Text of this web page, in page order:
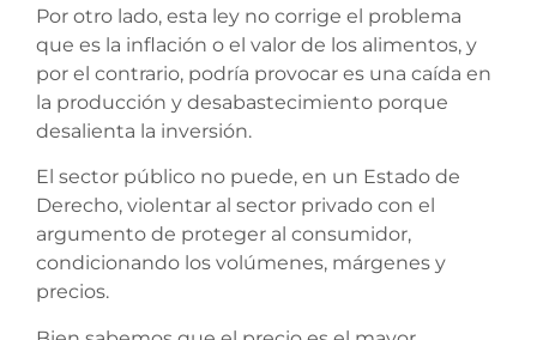
Por otro lado, esta ley no corrige el problema
que es la inflación o el valor de los alimentos, y
por el contrario, podría provocar es una caída en
la producción y desabastecimiento porque
desalienta la inversión.
El sector público no puede, en un Estado de
Derecho, violentar al sector privado con el
argumento de proteger al consumidor,
condicionando los volúmenes, márgenes y
precios.